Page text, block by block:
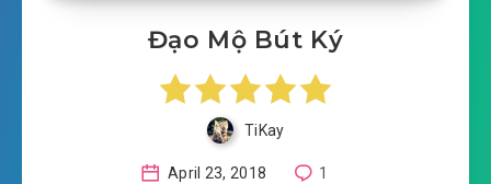
Đạo Mộ Bút Ký
TiKay
April 23, 2018 1